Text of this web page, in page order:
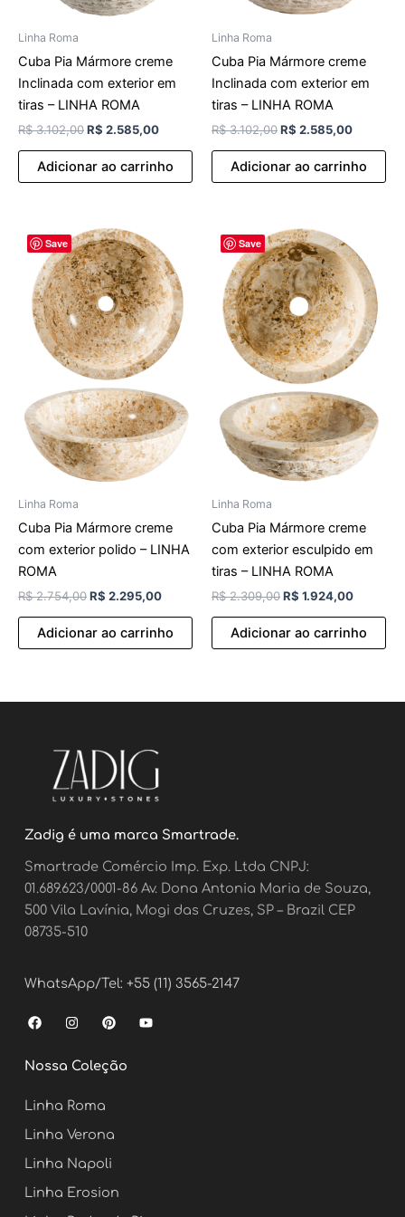
Linha Roma
Cuba Pia Mármore creme
Inclinada com exterior em
tiras – LINHA ROMA
R$3.102,00R$ 2.585,00
Adicionar ao carrinho
Linha Roma
Cuba Pia Mármore creme
Inclinada com exterior em
tiras – LINHA ROMA
R$3.102,00R$ 2.585,00
Adicionar ao carrinho
Save
Linha Roma
Cuba Pia Mármore creme
com exterior polido – LINHA
ROMA
R$2.754,00
O
preço
original
era:
R$ 2.754,00.
R$ 2.295,00
atual
é:
R$ 2.295,00.
Adicionar ao carrinho
Save
Linha Roma
Cuba Pia Mármore creme
com exterior esculpido em
tiras – LINHA ROMA
R$2.309,00
O
preço
original
era:
R$ 2.309,00.
R$ 1.924,00
atual
é:
R$
Adicionar ao carrinho
Zadig é uma marca Smartrade.
Smartrade Comércio Imp. Exp. Ltda CNPJ:
01.689.623/0001-86 Av. Dona Antonia Maria de Souza,
500 Vila Lavínia, Mogi das Cruzes, SP – Brazil CEP
08735-510
WhatsApp/Tel: +55 (11) 3565-2147
F
a
e
b
o
k
I
n
t
a
r
a
m
P
i
t
e
Y
o
Nossa Coleção
Linha Roma
Linha Verona
Linha Napoli
Linha Erosion